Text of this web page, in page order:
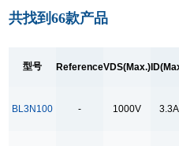
700V
共找到66款产品
型号 ReferenceVDS(Max.)
BL3N100 - 1000V 3.3A